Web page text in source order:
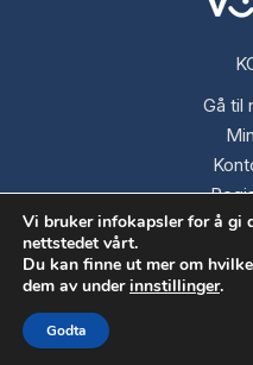
Gå til
Vi bruker infokapsler for å gi
nettstedet vårt.
Du kan finne ut mer om
dem av underinnstillinger.
Godta